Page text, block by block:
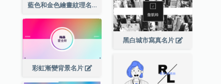
藍色和金色繪畫紋理名片
黑白城市寫真名片
彩虹漸變背景名片